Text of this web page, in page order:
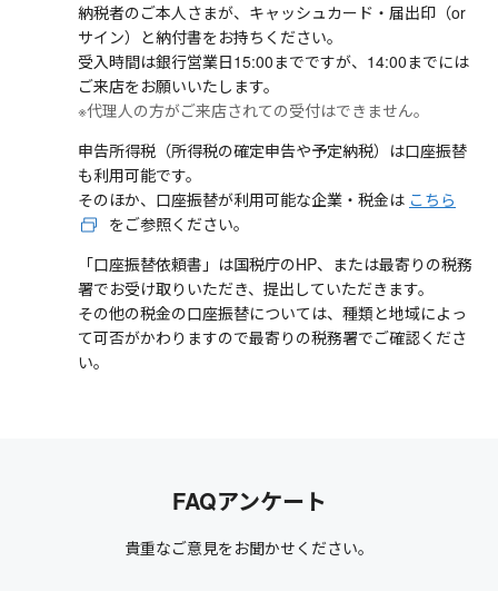
納税者のご本人さまが、キャッシュカード・届出印（or
サイン）と納付書をお持ちください。
受入時間は銀行営業日15:00までですが、14:00までには
ご来店をお願いいたします。
※代理人の方がご来店されての受付はできません。
申告所得税（所得税の確定申告や予定納税）は口座振替
も利用可能です。
そのほか、口座振替が利用可能な企業・税金は こちら
をご参照ください。
「口座振替依頼書」は国税庁のHP、または最寄りの税務
署でお受け取りいただき、提出していただきます。
その他の税金の口座振替については、種類と地域によっ
て可否がかわりますので最寄りの税務署でご確認くださ
い。
FAQアンケート
貴重なご意見をお聞かせください。